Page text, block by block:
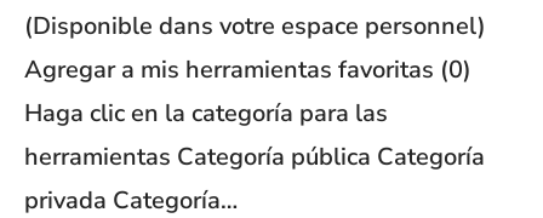
(Disponible dans votre espace personnel)
Agregar a mis herramientas favoritas (0)
Haga clic en la categoría para las
herramientas Categoría pública Categoría
privada Categoría…